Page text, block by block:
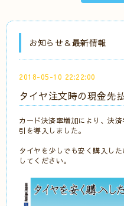
お知らせ＆最新情報
2018-05-10 22:22:00
タイヤ注文時の現金先
カード決済率増加により、決
引を導入しました。
タイヤを少しでも安く購入し
してください。